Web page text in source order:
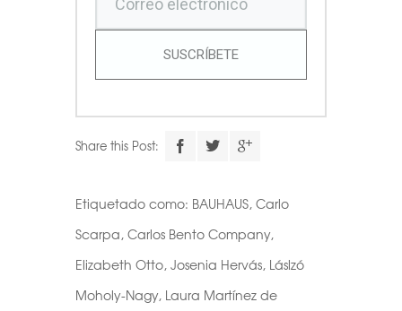
SUSCRÍBETE
Share this Post:
Etiquetado como: BAUHAUS, Carlo
Scarpa, Carlos Bento Company,
Elizabeth Otto, Josenia Hervás, Láslzó
Moholy-Nagy, Laura Martínez de